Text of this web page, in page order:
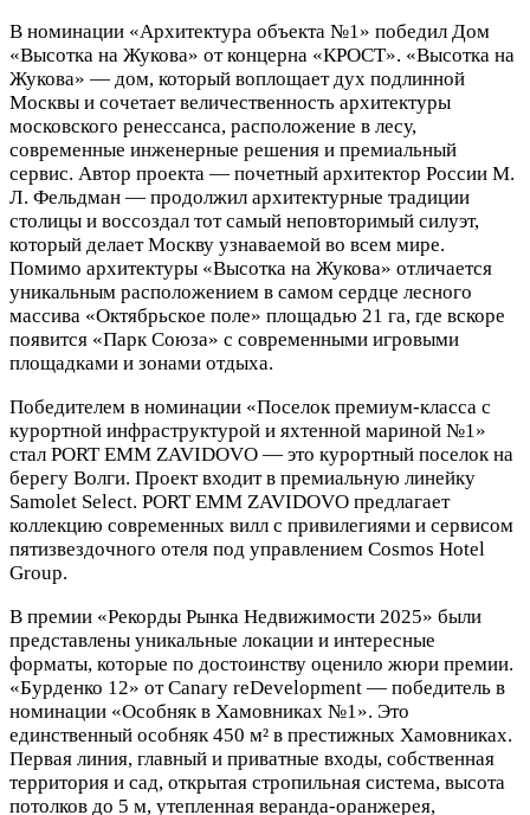
В номинации «Архитектура объекта №1» победил Дом
«Высотка на Жукова» от концерна «КРОСТ». «Высотка на
Жукова» — дом, который воплощает дух подлинной
Москвы и сочетает величественность архитектуры
московского ренессанса, расположение в лесу,
современные инженерные решения и премиальный
сервис. Автор проекта — почетный архитектор России М.
Л. Фельдман — продолжил архитектурные традиции
столицы и воссоздал тот самый неповторимый силуэт,
который делает Москву узнаваемой во всем мире.
Помимо архитектуры «Высотка на Жукова» отличается
уникальным расположением в самом сердце лесного
массива «Октябрьское поле» площадью 21 га, где вскоре
появится «Парк Союза» с современными игровыми
площадками и зонами отдыха.
Победителем в номинации «Поселок премиум-класса с
курортной инфраструктурой и яхтенной мариной №1»
стал PORT EMM ZAVIDOVO — это курортный поселок на
берегу Волги. Проект входит в премиальную линейку
Samolet Select. PORT EMM ZAVIDOVO предлагает
коллекцию современных вилл c привилегиями и сервисом
пятизвездочного отеля под управлением Cosmos Hotel
Group.
В премии «Рекорды Рынка Недвижимости 2025» были
представлены уникальные локации и интересные
форматы, которые по достоинству оценило жюри премии.
«Бурденко 12» от Canary reDevelopment — победитель в
номинации «Особняк в Хамовниках №1». Это
единственный особняк 450 м² в престижных Хамовниках.
Первая линия, главный и приватные входы, собственная
территория и сад, открытая стропильная система, высота
потолков до 5 м, утепленная веранда-оранжерея,